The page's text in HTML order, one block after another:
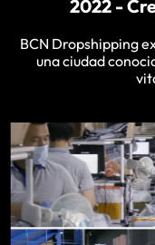
2022 -
BCN Dropshipping
una ciudad